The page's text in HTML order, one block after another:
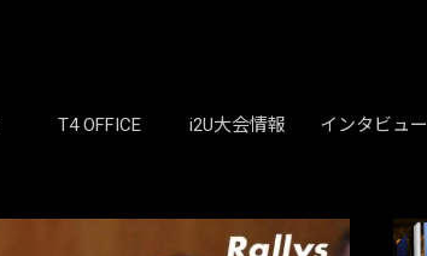
T4 OFFICE i2U大会情報 インタビュー